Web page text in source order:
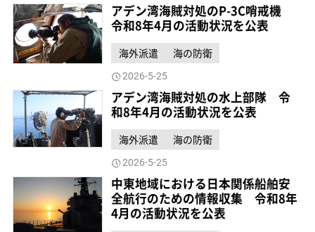
アデン湾海賊対処のP-3C哨戒機
令和8年4月の活動状況を公表
海外派遣 海の防衛
2026-5-25
アデン湾海賊対処の水上部隊 令
和8年4月の活動状況を公表
海外派遣 海の防衛
2026-5-25
中東地域における日本関係船舶安
全航行のための情報収集 令和8年
4月の活動状況を公表